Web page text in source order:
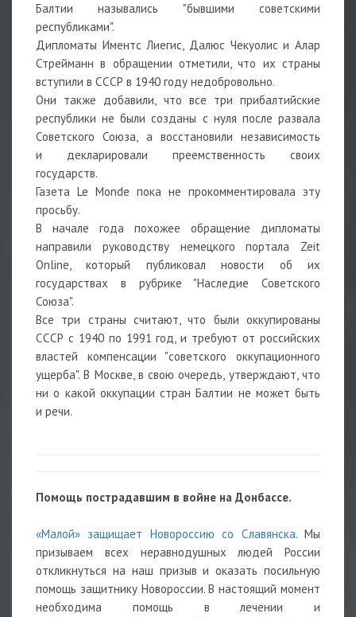
Балтии назывались "бывшими советскими
республиками".
Дипломаты Иментс Лиегис, Далюс Чекуолис и Алар
Стрейманн в обращении отметили, что их страны
вступили в СССР в 1940 году недобровольно.
Они также добавили, что все три прибалтийские
республики не были созданы с нуля после развала
Советского Союза, а восстановили независимость
и декларировали преемственность своих
государств.
Газета Le Monde пока не прокомментировала эту
просьбу.
В начале года похожее обращение дипломаты
направили руководству немецкого портала Zeit
Online, который публиковал новости об их
государствах в рубрике "Наследие Советского
Союза".
Все три страны считают, что были оккупированы
СССР с 1940 по 1991 год, и требуют от российских
властей компенсации "советского оккупационного
ущерба". В Москве, в свою очередь, утверждают, что
ни о какой оккупации стран Балтии не может быть
и речи.
Помощь пострадавшим в войне на Донбассе.
«Малой» защищает Новороссию со Славянска.Мы
призываем всех неравнодушных людей России
откликнуться на наш призыв и оказать посильную
помощь защитнику Новороссии. В настоящий момент
необходима помощь в лечении и